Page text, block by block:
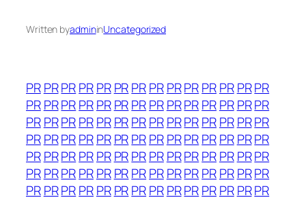
Written byadmininUncategorized
PRPRPRPRPR PRPRPRPRPRPRPR PRPR
PRPRPRPRPR PRPRPRPRPRPRPR PRPR
PRPRPRPRPR PRPRPRPRPRPRPR PRPR
PRPRPRPRPR PRPRPRPRPRPRPR PRPR
PRPRPRPRPR PRPRPRPRPRPRPR PRPR
PRPRPRPRPR PRPRPRPRPRPRPR PRPR
PRPRPRPRPR PRPRPRPRPRPRPR PRPR